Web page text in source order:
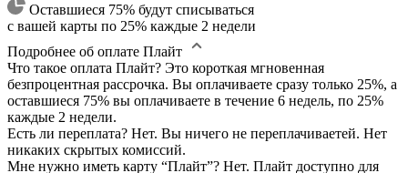
Оставшиеся 75% будут списываться
с вашей карты по 25% каждые 2 недели
Подробнее об оплате Плайт
Что такое оплата Плайт? Это короткая мгновенная
безпроцентная рассрочка. Вы оплачиваете сразу только 25%, а
оставшиеся 75% вы оплачиваете в течение 6 недель, по 25%
каждые 2 недели.
Есть ли переплата? Нет. Вы ничего не переплачиваетей. Нет
никаких скрытых комиссий.
Мне нужно иметь карту “Плайт”? Нет. Плайт доступно для